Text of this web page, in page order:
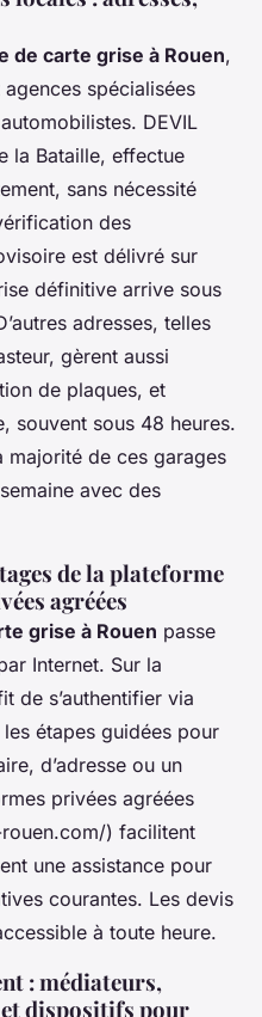
de carte grise à Rouen,
spécialisées
DEVIL
la Bataille, effectue
sans nécessité
des
est délivré sur
définitive arrive sous
adresses, telles
gèrent aussi
de plaques, et
souvent sous 48 heures.
majorité de ces garages
avec des
de la plateforme
agréées
grise à Rouen passe
Internet. Sur la
de s’authentifier via
étapes guidées pour
d’adresse ou un
privées agréées
) facilitent
une assistance pour
courantes. Les devis
à toute heure.
: médiateurs,
dispositifs pour